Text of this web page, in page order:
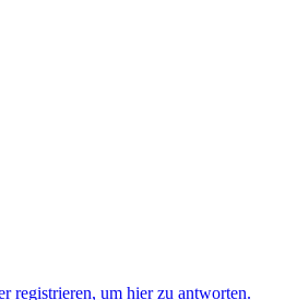
registrieren, um hier zu antworten.